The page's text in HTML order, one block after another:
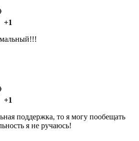
+1
+1
поддержка, то я могу пообещать
я не ручаюсь!